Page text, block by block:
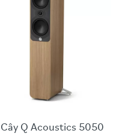
Q Acoustics 5050